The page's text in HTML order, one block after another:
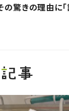
きの理由に「